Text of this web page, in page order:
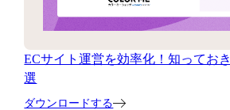
ECサイト運営を効率化！知ってお
選
ダウンロードする